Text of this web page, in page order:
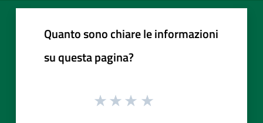
Quanto sono chiare le informazioni
su questa pagina?